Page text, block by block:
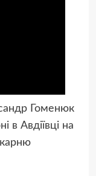
Гоменюк
в Авдіївці на